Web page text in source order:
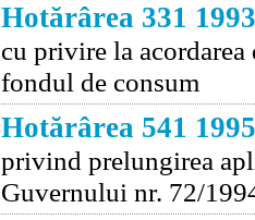
Hotărârea 331 1993
cu privire la
fondul de consum
Hotărârea 541 1995
privind prelungirea
Guvernului nr. 72/